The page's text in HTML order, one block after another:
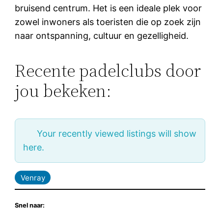
bruisend centrum. Het is een ideale plek voor
zowel inwoners als toeristen die op zoek zijn
naar ontspanning, cultuur en gezelligheid.
Recente padelclubs door
jou bekeken:
Your recently viewed listings will show
here.
Venray
Snel naar: